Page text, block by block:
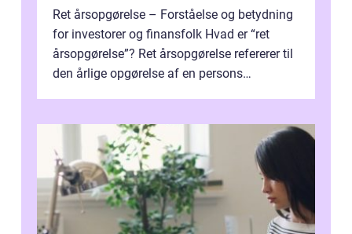
Ret årsopgørelse – Forståelse og betydning
for investorer og finansfolk Hvad er “ret
årsopgørelse”? Ret årsopgørelse refererer til
den årlige opgørelse af en persons